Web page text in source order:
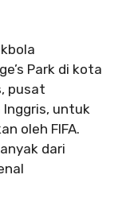
Park di kota
pusat
Inggris, untuk
oleh FIFA.
dari